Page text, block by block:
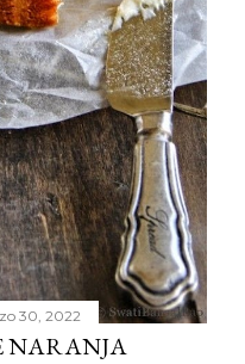
30, 2022
NARANJA